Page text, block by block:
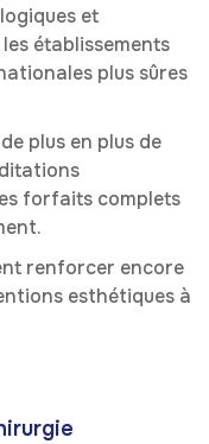
et
établissements
plus sûres
plus en plus de
forfaits complets
renforcer encore
esthétiques à